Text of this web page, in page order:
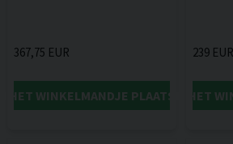
367,75 EUR
HET WINKELMANDJE PLAATSEN
239 EUR
IN HET